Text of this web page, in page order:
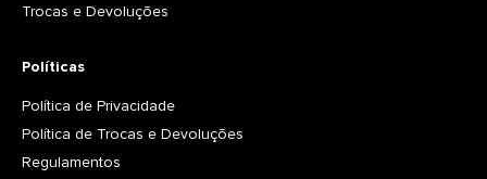
Trocas e Devoluções
Políticas
Política de Privacidade
Política de Trocas e Devoluções
Regulamentos